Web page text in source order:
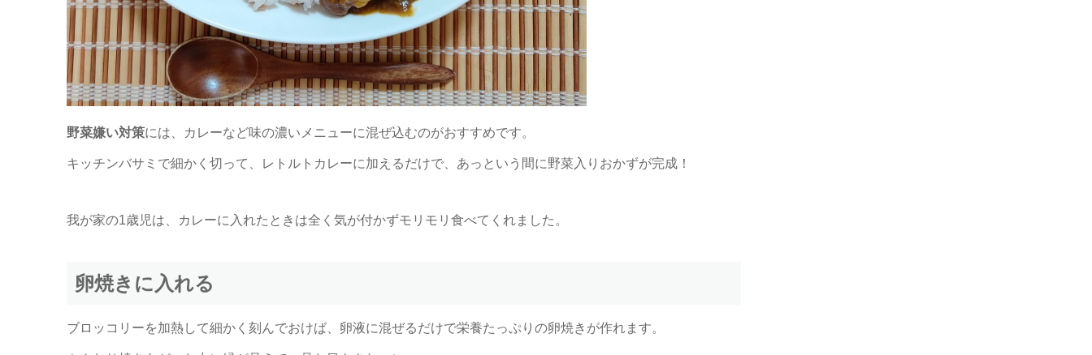
野菜嫌い対策には、カレーなど味の濃いメニューに混ぜ込むのがおすすめです。
キッチンバサミで細かく切って、レトルトカレーに加えるだけで、あっという間に野菜入りおかずが完成！
我が家の1歳児は、カレーに入れたときは全く気が付かずモリモリ食べてくれました。
卵焼きに入れる
ブロッコリーを加熱して細かく刻んでおけば、卵液に混ぜるだけで栄養たっぷりの卵焼きが作れます。